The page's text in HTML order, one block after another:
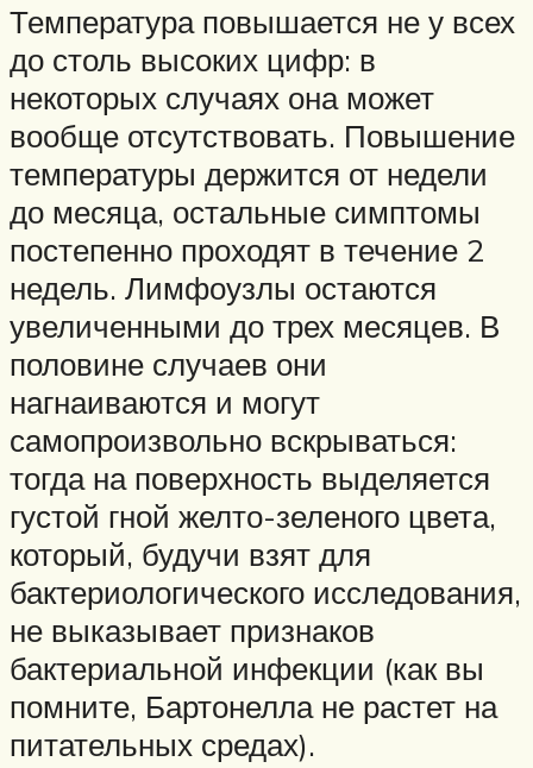
Температура повышается не у всех
до столь высоких цифр: в
некоторых случаях она может
вообще отсутствовать. Повышение
температуры держится от недели
до месяца, остальные симптомы
постепенно проходят в течение 2
недель. Лимфоузлы остаются
увеличенными до трех месяцев. В
половине случаев они
нагнаиваются и могут
самопроизвольно вскрываться:
тогда на поверхность выделяется
густой гной желто-зеленого цвета,
который, будучи взят для
бактериологического исследования,
не выказывает признаков
бактериальной инфекции (как вы
помните, Бартонелла не растет на
питательных средах).